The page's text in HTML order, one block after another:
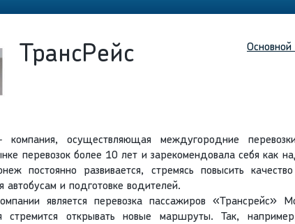
Основной
ТрансРейс
компания, осуществляющая междугородние
перевозок более 10 лет и зарекомендовала себя как
постоянно развивается, стремясь повысить
автобусам и подготовке водителей.
является перевозка пассажиров «Трансрейс»
стремится открывать новые маршруты. Так,